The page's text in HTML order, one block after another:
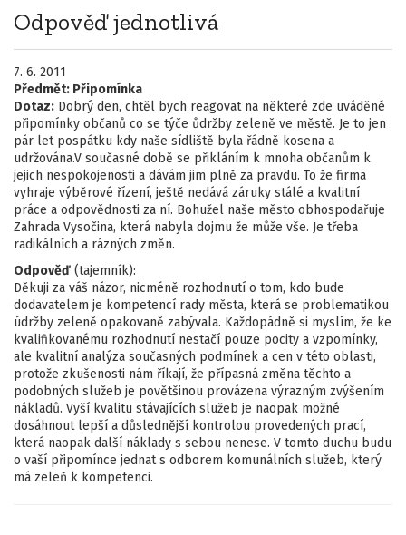
Odpověď jednotlivá
7. 6. 2011
Předmět: Připomínka
Dotaz: Dobrý den, chtěl bych reagovat na některé zde uváděné
připomínky občanů co se týče ůdržby zeleně ve městě. Je to jen
pár let pospátku kdy naše sídliště byla řádně kosena a
udržována.V současné době se přikláním k mnoha občanům k
jejich nespokojenosti a dávám jim plně za pravdu. To že firma
vyhraje výběrové řízení, ještě nedává záruky stálé a kvalitní
práce a odpovědnosti za ní. Bohužel naše město obhospodařuje
Zahrada Vysočina, která nabyla dojmu že může vše. Je třeba
radikálních a rázných změn.
Odpověď (tajemník):
Děkuji za váš názor, nicméně rozhodnutí o tom, kdo bude
dodavatelem je kompetencí rady města, která se problematikou
údržby zeleně opakovaně zabývala. Každopádně si myslím, že ke
kvalifikovanému rozhodnutí nestačí pouze pocity a vzpomínky,
ale kvalitní analýza současných podmínek a cen v této oblasti,
protože zkušenosti nám říkají, že přípasná změna těchto a
podobných služeb je povětšinou provázena výrazným zvýšením
nákladů. Vyší kvalitu stávajících služeb je naopak možné
dosáhnout lepší a důslednější kontrolou provedených prací,
která naopak další náklady s sebou nenese. V tomto duchu budu
o vaší připomínce jednat s odborem komunálních služeb, který
má zeleň k kompetenci.